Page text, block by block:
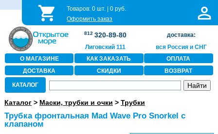
Товаров:0 шт. |0 руб.
Оформить заказ
812 320-89-80
Лиговский 111
доставка:
вся Россия и СНГ
О МАГАЗИНЕ
КАК ЗАКАЗАТЬ
ОПЛАТА
ДОСТАВКА
СКИДКИ ВОЗВРАТ
КАТАЛОГ
Каталог> Маски, трубки и очки > Трубки
Трубка фронтальная Mad Wave Pro Snorkel с
клапаном